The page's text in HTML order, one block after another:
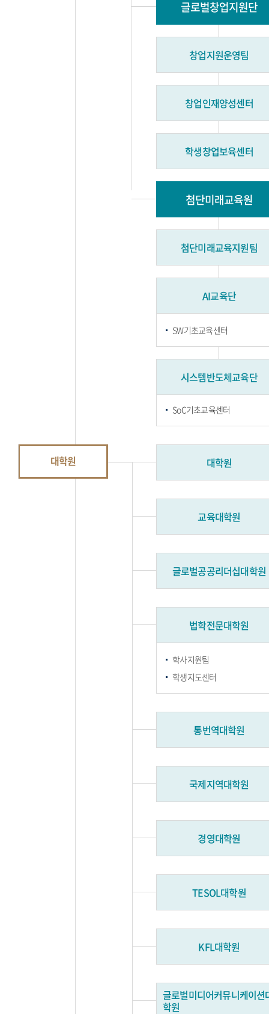
글로벌창업지원단
창업지원운영팀
창업인재양성센터
학생창업보육센터
첨단미래교육원
첨단미래교육지원팀
AI교육단
SW기초교육센터
시스템반도체교육단
SoC기초교육센터
대학원 대학원
교육대학원
글로벌공공리더십대학원
법학전문대학원
학사지원팀
학생지도센터
통번역대학원
국제지역대학원
경영대학원
TESOL대학원
KFL대학원
글로벌미디어커뮤니케이션
학원